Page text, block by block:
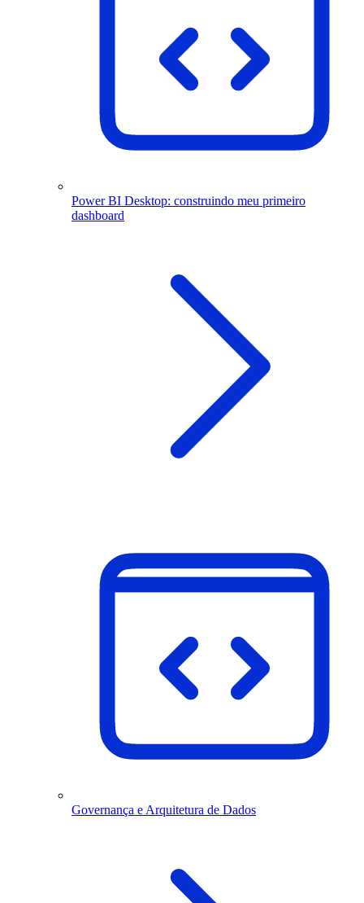
Power BI Desktop: construindo meu primeiro
dashboard
Governança e Arquitetura de Dados